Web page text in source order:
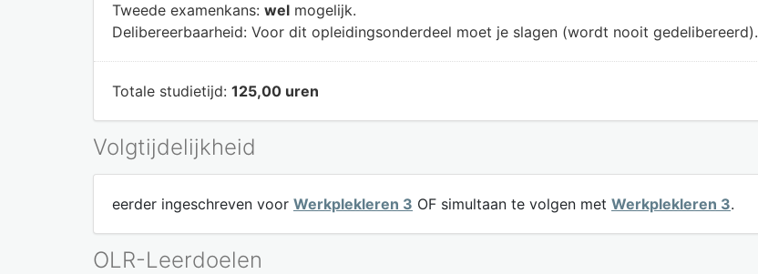
Tweede examenkans: wel mogelijk.
Delibereerbaarheid: Voor dit opleidingsonderdeel moet je slagen (wordt nooit gedelibereerd).
Totale studietijd: 125,00 uren
Volgtijdelijkheid
eerder ingeschreven voor Werkplekleren 3 OF simultaan te volgen met Werkplekleren 3.
OLR-Leerdoelen